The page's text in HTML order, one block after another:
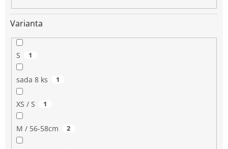
Varianta
S 1
sada 8 ks 1
XS / S 1
M / 56-58cm 2